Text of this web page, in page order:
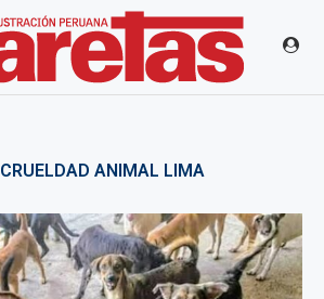
CRUELDAD ANIMAL LIMA